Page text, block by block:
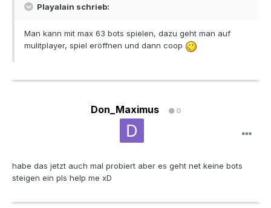
Playalain schrieb:
Man kann mit max 63 bots spielen, dazu geht man auf
mulitplayer, spiel eröffnen und dann coop
Don_Maximus 0
habe das jetzt auch mal probiert aber es geht net keine bots
steigen ein pls help me xD